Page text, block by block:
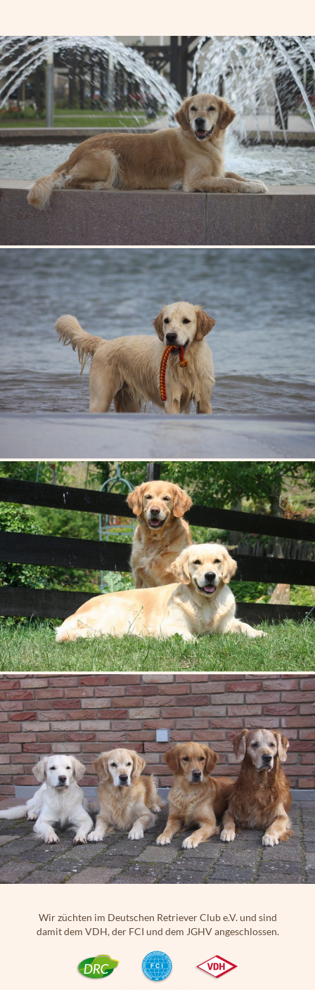
Wir züchten im Deutschen Retriever Club e.V. und sind
damit dem VDH, der FCI und dem JGHV angeschlossen.